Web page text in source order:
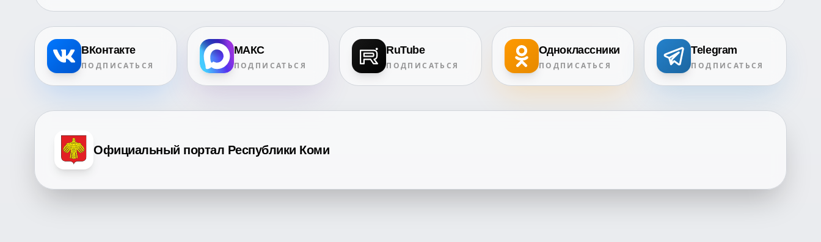
ВКонтакте
ПОДПИСАТЬСЯ
МАКС
ПОДПИСАТЬСЯ
RuTube
ПОДПИСАТЬСЯ
Одноклассники
ПОДПИСАТЬСЯ
Telegram
ПОДПИСАТЬСЯ
Официальный портал Республики Коми